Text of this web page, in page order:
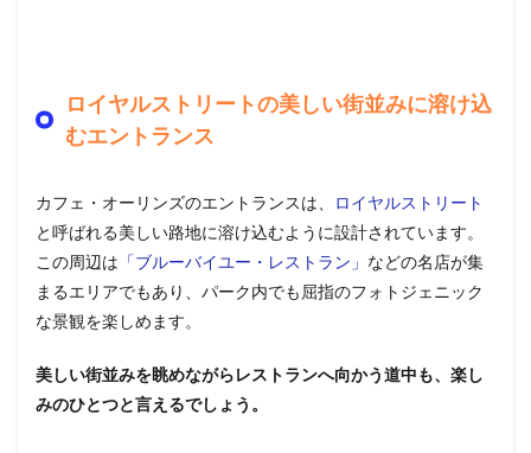
ロイヤルストリートの美しい街並みに溶け込
むエントランス
カフェ・オーリンズのエントランスは、
ロイヤルストリート
と呼ばれる美しい路地に溶け込むように設計されています。
この周辺は 「ブルーバイユー・レストラン」 などの名店が集
まるエリアでもあり、パーク内でも屈指のフォトジェニック
な景観を楽しめます。
美しい街並みを眺めながらレストランへ向かう道中も、楽し
みのひとつと言えるでしょう。